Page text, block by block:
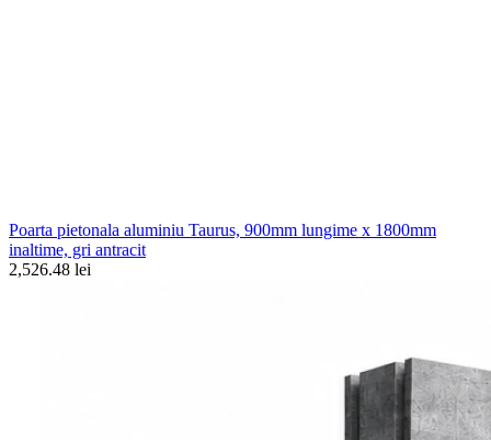
Poarta pietonala aluminiu Taurus, 900mm lungime x 1800mm
inaltime, gri antracit
2,526.48 lei